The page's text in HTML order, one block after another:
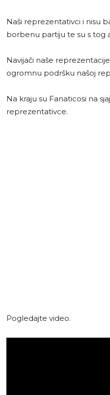
Naši reprezentativci i nisu
borbenu partiju te su s tog
Navijači naše
ogromnu podršku našoj
Na kraju su Fanaticosi na
reprezentativce.
Pogledajte video.